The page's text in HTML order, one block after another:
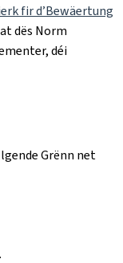
fir d’Bewäertung
dës Norm
déi
Grënn net
.